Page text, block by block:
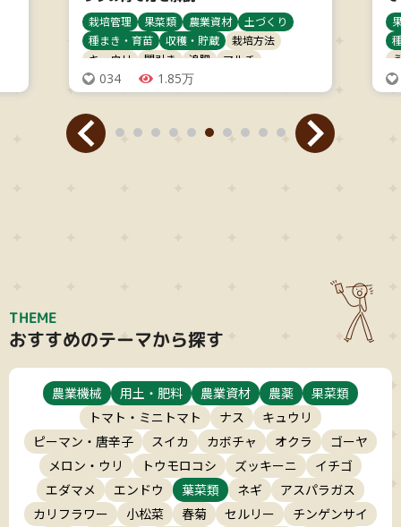
栽培管理 果菜類 農業資材
土づくり
種まき・育苗
収穫・貯蔵
栽培方法
キュウリ
間引き 追肥 マルチ
034 1.85万
THEME
おすすめのテーマから探す
農業機械 用土・肥料 農業資材 農薬
果菜類
トマト・ミニトマト
ナス
キュウリ
ピーマン・唐辛子
スイカ カボチャ オクラ
ゴーヤ
メロン・ウリ
トウモロコシ ズッキーニ
イチゴ
エダマメ
エンドウ 葉菜類 ネギ
アスパラガス
カリフラワー
小松菜 春菊 セルリー
チンゲンサイ